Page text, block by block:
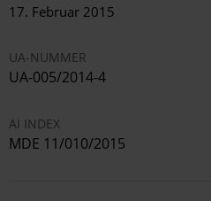
17. Februar 2015
UA-NUMMER
UA-005/2014-4
AI INDEX
MDE 11/010/2015